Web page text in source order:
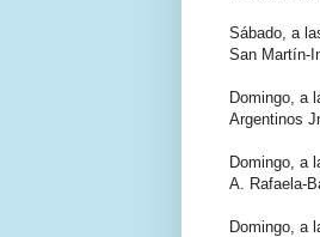
Sábado, a
San Martín-
Domingo, a
Argentinos
Domingo, a
A. Rafaela-
Domingo, a